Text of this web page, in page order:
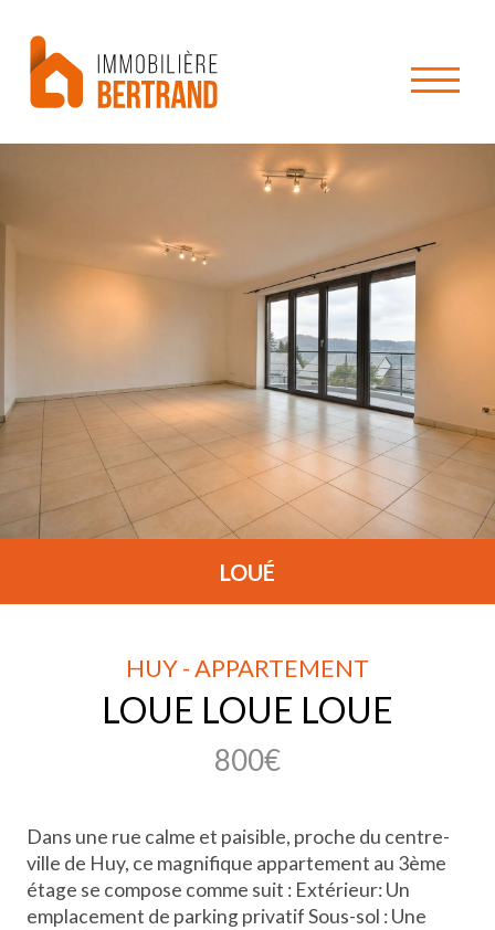
LOUÉ
HUY - APPARTEMENT
LOUE LOUE LOUE
800€
Dans une rue calme et paisible, proche du centre-
ville de Huy, ce magnifique appartement au 3ème
étage se compose comme suit : Extérieur: Un
emplacement de parking privatif Sous-sol : Une